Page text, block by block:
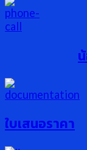
ใบเสนอราคา